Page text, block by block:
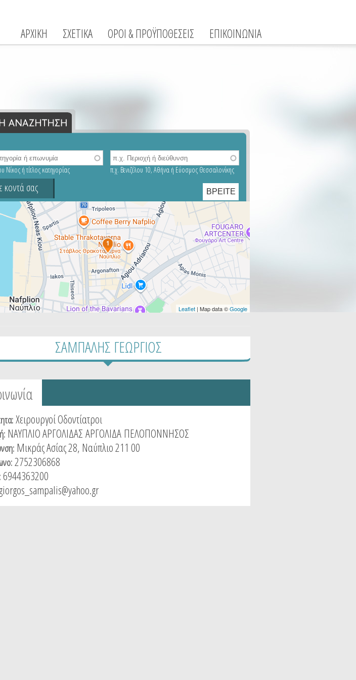
ΑΡΧΙΚΗ ΣΧΕΤΙΚΑ ΟΡΟΙ & ΠΡΟΫΠΟΘΕΣΕΙΣ ΕΠΙΚΟΙΝΩΝΙΑ
Νίκος ή τίτλος κατηγορίας π.χ. Βενιζέλου 10, Αθήνα ή Εύοσμος Θεσσαλονίκης
κοντά σας
1
Leaflet | Map data ©Google
ΣΑΜΠΑΛΗΣ ΓΕΩΡΓΙΟΣ
καταχώρησης
tab)
Χειρουργοί Οδοντίατροι
ΝΑΥΠΛΙΟ ΑΡΓΟΛΙΔΑΣ ΑΡΓΟΛΙΔΑ ΠΕΛΟΠΟΝΝΗΣΟΣ
Mικράς Ασίας 28, Ναύπλιο 211 00
2752306868
6944363200
giorgos_sampalis@yahoo.gr